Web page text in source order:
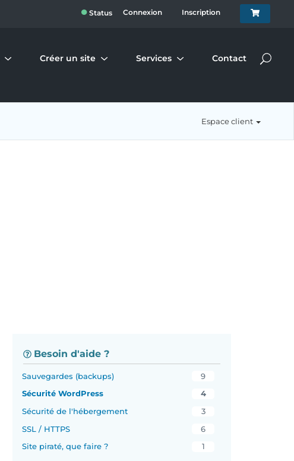
Inscription
Connexion
● Status
Créer un site Services Contact
Espace client
Besoin d'aide ?
Sauvegardes (backups)
9
Sécurité WordPress
4
Sécurité de l'hébergement
3
SSL / HTTPS
6
Site piraté, que faire ?
1